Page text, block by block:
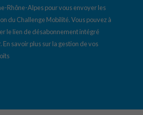
Rhône-Alpes pour vous envoyer les
du Challenge Mobilité. Vous pouvez à
le lien de désabonnement intégré
En savoir plus sur la gestion de vos